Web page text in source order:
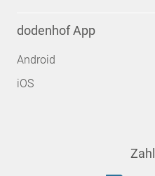
dodenhof App
Android
iOS